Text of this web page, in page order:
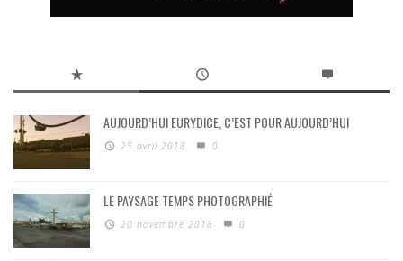
AUJOURD’HUI EURYDICE, C’EST POUR AUJOURD’HUI
25 avril 2018 0
LE PAYSAGE TEMPS PHOTOGRAPHIÉ
20 novembre 2018 0